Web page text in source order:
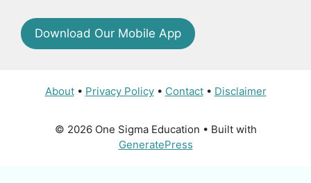
Download Our Mobile App
About• Privacy Policy• Contact• Disclaimer
© 2026 One Sigma Education • Built with
GeneratePress